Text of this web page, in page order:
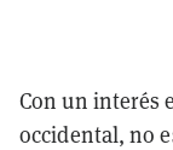
Con un interés
occidental, no